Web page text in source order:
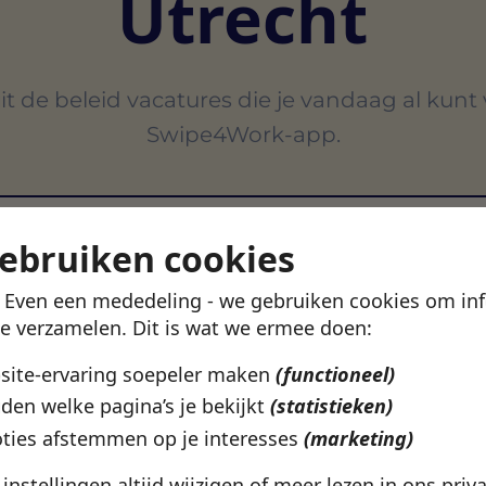
cookies
Even een mededeling - we gebruiken cookies om
verzamelen. Dit is wat we ermee doen:
ervaring soepeler maken (functioneel)
welke pagina’s je bekijkt (statistieken)
afstemmen op je interesses (marketing)
de beleid vacatures die je vandaag al
Swipe4Work-app.
DOOR 500+ WERKGEVERS IN